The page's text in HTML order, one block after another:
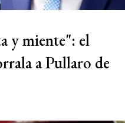
y miente": el
a Pullaro de